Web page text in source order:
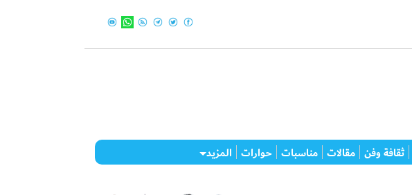
ثقافة وفن مقالات مناسبات حوارات المزيد